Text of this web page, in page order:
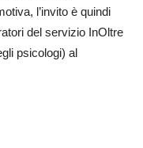
l’invito è quindi
del servizio InOltre
psicologi) al